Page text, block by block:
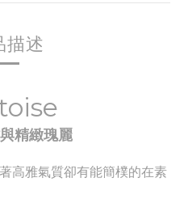
描述
精緻瑰麗
高雅氣質卻有能簡樸的在素